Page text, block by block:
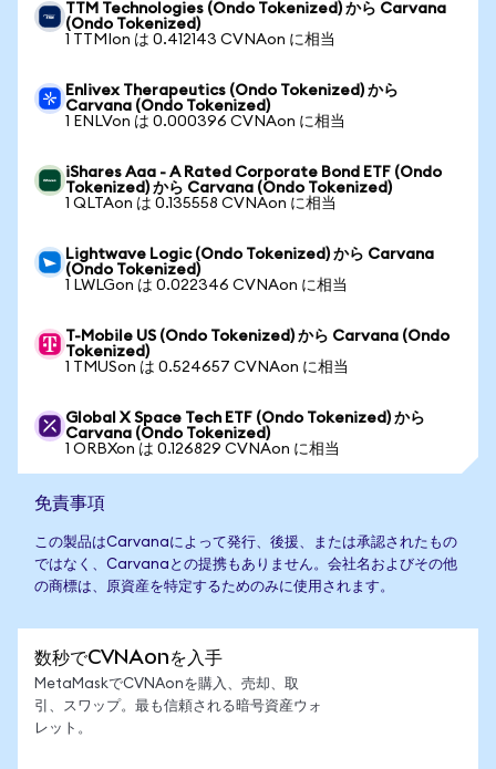
TTM Technologies (Ondo Tokenized) から Carvana
(Ondo Tokenized)
1 TTMIon は 0.412143 CVNAon に相当
Enlivex Therapeutics (Ondo Tokenized) から
Carvana (Ondo Tokenized)
1 ENLVon は 0.000396 CVNAon に相当
iShares Aaa - A Rated Corporate Bond ETF (Ondo
Tokenized) から Carvana (Ondo Tokenized)
1 QLTAon は 0.135558 CVNAon に相当
Lightwave Logic (Ondo Tokenized) から Carvana
(Ondo Tokenized)
1 LWLGon は 0.022346 CVNAon に相当
T-Mobile US (Ondo Tokenized) から Carvana (Ondo
Tokenized)
1 TMUSon は 0.524657 CVNAon に相当
Global X Space Tech ETF (Ondo Tokenized) から
Carvana (Ondo Tokenized)
1 ORBXon は 0.126829 CVNAon に相当
免責事項
この製品はCarvanaによって発行、後援、または承認されたもの
ではなく、Carvanaとの提携もありません。会社名およびその他
の商標は、原資産を特定するためのみに使用されます。
数秒でCVNAonを入手
MetaMaskでCVNAonを購入、売却、取
引、スワップ。最も信頼される暗号資産ウォ
レット。